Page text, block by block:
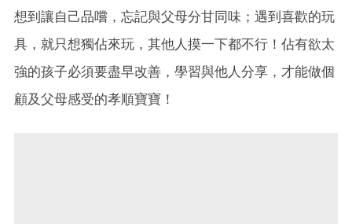
想到讓自己品嚐，忘記與父母分甘同味；遇到喜歡的玩
具，就只想獨佔來玩，其他人摸一下都不行！佔有欲太
強的孩子必須要盡早改善，學習與他人分享，才能做個
顧及父母感受的孝順寶寶！